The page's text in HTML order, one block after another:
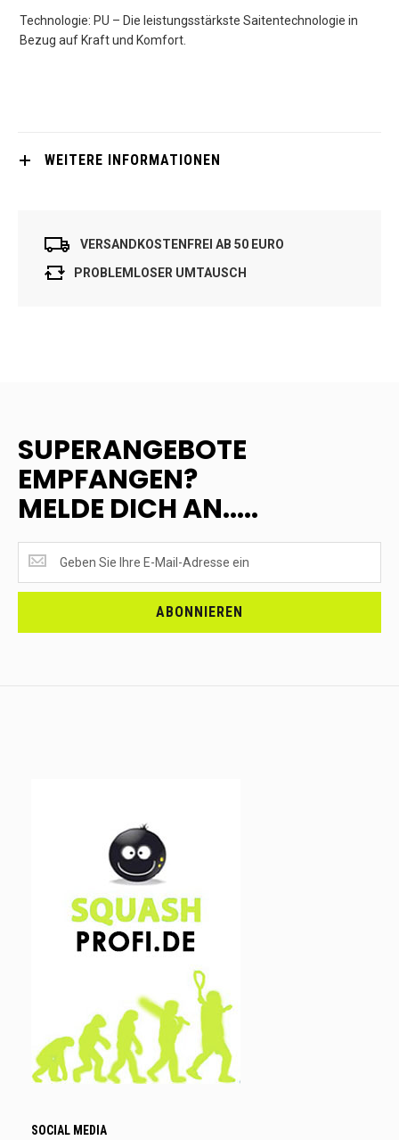
Technologie: PU – Die leistungsstärkste Saitentechnologie in
Bezug auf Kraft und Komfort.
WEITERE INFORMATIONEN
VERSANDKOSTENFREI AB 50 EURO
PROBLEMLOSER UMTAUSCH
SUPERANGEBOTE
EMPFANGEN?
MELDE DICH AN.....
EMPFANGEN?
<br>MELDE
ABONNIEREN
SOCIAL MEDIA